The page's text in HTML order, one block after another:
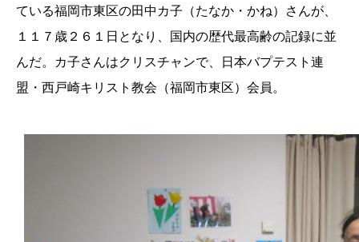
ている福岡市東区の田中カ子（たなか・かね）さんが、
１１７歳２６１日となり、国内の歴代最高齢の記録に並
んだ。カ子さんはクリスチャンで、日本バプテスト連
盟・西戸崎キリスト教会（福岡市東区）会員。